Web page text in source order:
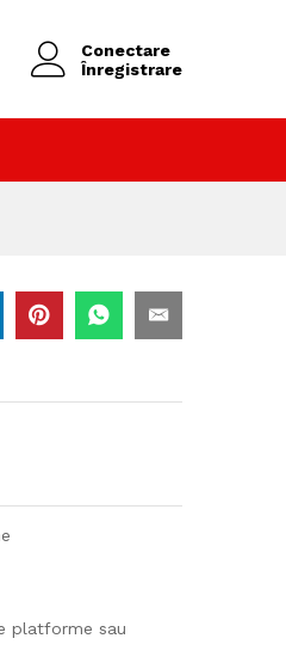
Conectare
Înregistrare
platforme sau